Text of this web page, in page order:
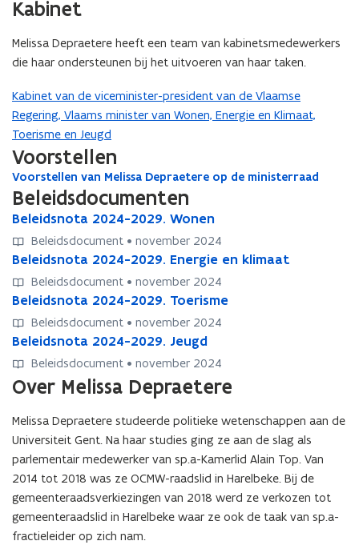
v
n
s
e
r
Kabinet
Melissa Depraetere heeft een team van kabinetsmedewerkers
die haar ondersteunen bij het uitvoeren van haar taken.
Kabinet van de viceminister-president van de Vlaamse
Regering, Vlaams minister van Wonen, Energie en Klimaat,
Toerisme en Jeugd
Voorstellen
V
o
o
r
s
t
e
l
e
n
v
a
n
e
l
i
s
s
a
D
Voorstellen van Melissa Depraetere op de ministerraad
Beleidsdocumenten
B
e
l
e
i
d
s
n
t
a
0
2
4
-
2
0
2
9
Beleidsnota 2024-2029. Wonen
B
e
l
e
i
d
s
n
t
a
0
2
4
-
2
0
2
9
Beleidsdocument • november 2024
B
e
l
e
i
d
s
n
o
a
2
0
2
4
-
2
0
Beleidsnota 2024-2029. Energie en klimaat
B
e
l
e
i
d
s
n
o
a
2
0
2
4
-
2
0
Beleidsdocument • november 2024
B
e
l
e
i
d
n
o
a
2
0
2
4
Beleidsnota 2024-2029. Toerisme
B
e
l
e
i
d
n
o
a
2
0
2
4
Beleidsdocument • november 2024
B
e
e
d
s
n
o
t
a
2
0
Beleidsnota 2024-2029. Jeugd
B
e
e
d
s
n
o
t
a
2
0
Beleidsdocument • november 2024
Over Melissa Depraetere
Melissa Depraetere studeerde politieke wetenschappen aan de
Universiteit Gent. Na haar studies ging ze aan de slag als
parlementair medewerker van sp.a-Kamerlid Alain Top. Van
2014 tot 2018 was ze OCMW-raadslid in Harelbeke. Bij de
gemeenteraadsverkiezingen van 2018 werd ze verkozen tot
gemeenteraadslid in Harelbeke waar ze ook de taak van sp.a-
fractieleider op zich nam.